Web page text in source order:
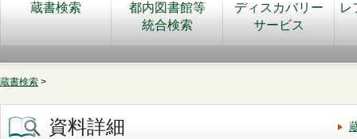
蔵書検索
都内図書館等
統合検索
ディスカバリー
サービス
レ
蔵書検索 >
資料詳細